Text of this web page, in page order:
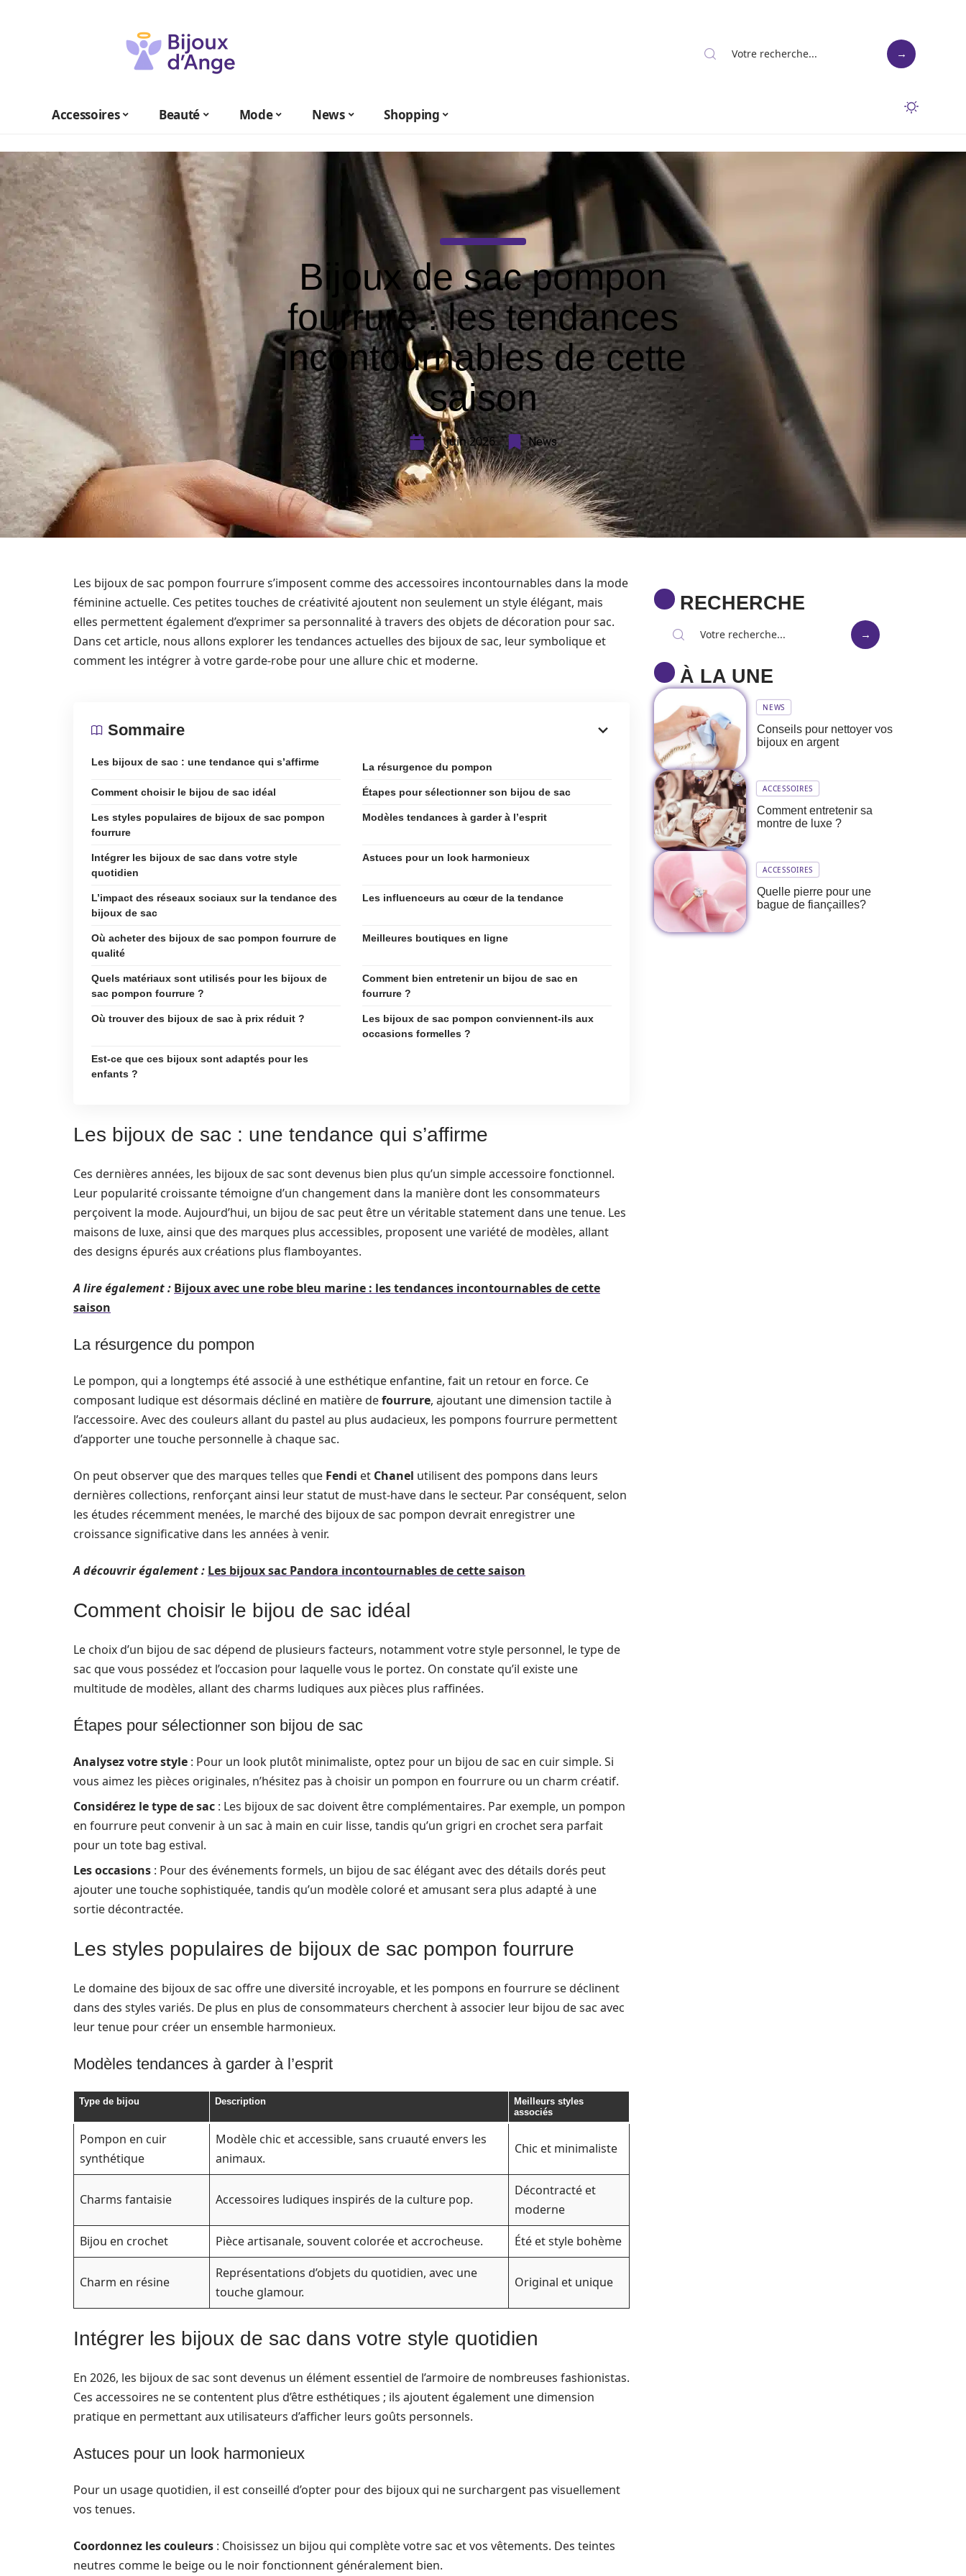
Accessoires Beauté Mode News Shopping
Bijoux de sac pompon
fourrure : les tendances
incontournables de cette
saison
11 juin 2026 News
Les bijoux de sac pompon fourrure s’imposent comme des accessoires incontournables dans la mode
féminine actuelle. Ces petites touches de créativité ajoutent non seulement un style élégant, mais
elles permettent également d’exprimer sa personnalité à travers des objets de décoration pour sac.
Dans cet article, nous allons explorer les tendances actuelles des bijoux de sac, leur symbolique et
comment les intégrer à votre garde-robe pour une allure chic et moderne.
Sommaire
Les bijoux de sac : une tendance qui s’affirme La résurgence du pompon
Comment choisir le bijou de sac idéal Étapes pour sélectionner son bijou de sac
Les styles populaires de bijoux de sac pompon
fourrure
Modèles tendances à garder à l’esprit
Intégrer les bijoux de sac dans votre style
quotidien
Astuces pour un look harmonieux
L’impact des réseaux sociaux sur la tendance des
bijoux de sac
Les influenceurs au cœur de la tendance
Où acheter des bijoux de sac pompon fourrure de
qualité
Meilleures boutiques en ligne
Quels matériaux sont utilisés pour les bijoux de
sac pompon fourrure ?
Comment bien entretenir un bijou de sac en
fourrure ?
Où trouver des bijoux de sac à prix réduit ?
Les bijoux de sac pompon conviennent-ils aux
occasions formelles ?
Est-ce que ces bijoux sont adaptés pour les
enfants ?
Les bijoux de sac : une tendance qui s’affirme
Ces dernières années, les bijoux de sac sont devenus bien plus qu’un simple accessoire fonctionnel.
Leur popularité croissante témoigne d’un changement dans la manière dont les consommateurs
perçoivent la mode. Aujourd’hui, un bijou de sac peut être un véritable statement dans une tenue. Les
maisons de luxe, ainsi que des marques plus accessibles, proposent une variété de modèles, allant
des designs épurés aux créations plus flamboyantes.
A lire également : Bijoux avec une robe bleu marine : les tendances incontournables de cette
saison
La résurgence du pompon
Le pompon, qui a longtemps été associé à une esthétique enfantine, fait un retour en force. Ce
composant ludique est désormais décliné en matière defourrure, ajoutant une dimension tactile à
l’accessoire. Avec des couleurs allant du pastel au plus audacieux, les pompons fourrure permettent
d’apporter une touche personnelle à chaque sac.
On peut observer que des marques telles que Fendi et Chanel utilisent des pompons dans leurs
dernières collections, renforçant ainsi leur statut de must-have dans le secteur. Par conséquent, selon
les études récemment menées, le marché des bijoux de sac pompon devrait enregistrer une
croissance significative dans les années à venir.
A découvrir également : Les bijoux sac Pandora incontournables de cette saison
Comment choisir le bijou de sac idéal
Le choix d’un bijou de sac dépend de plusieurs facteurs, notamment votre style personnel, le type de
sac que vous possédez et l’occasion pour laquelle vous le portez. On constate qu’il existe une
multitude de modèles, allant des charms ludiques aux pièces plus raffinées.
Étapes pour sélectionner son bijou de sac
Analysez votre style : Pour un look plutôt minimaliste, optez pour un bijou de sac en cuir simple. Si
vous aimez les pièces originales, n’hésitez pas à choisir un pompon en fourrure ou un charm créatif.
Considérez le type de sac : Les bijoux de sac doivent être complémentaires. Par exemple, un pompon
en fourrure peut convenir à un sac à main en cuir lisse, tandis qu’un grigri en crochet sera parfait
pour un tote bag estival.
Les occasions : Pour des événements formels, un bijou de sac élégant avec des détails dorés peut
ajouter une touche sophistiquée, tandis qu’un modèle coloré et amusant sera plus adapté à une
sortie décontractée.
Les styles populaires de bijoux de sac pompon fourrure
Le domaine des bijoux de sac offre une diversité incroyable, et les pompons en fourrure se déclinent
dans des styles variés. De plus en plus de consommateurs cherchent à associer leur bijou de sac avec
leur tenue pour créer un ensemble harmonieux.
Modèles tendances à garder à l’esprit
Type de bijou Description
Meilleurs styles
associés
Pompon en cuir
synthétique
Modèle chic et accessible, sans cruauté envers les
animaux.
Chic et minimaliste
Charms fantaisie Accessoires ludiques inspirés de la culture pop.
Décontracté et
moderne
Bijou en crochet
Pièce artisanale, souvent colorée et accrocheuse. Été et style bohème
Charm en résine
Représentations d’objets du quotidien, avec une
touche glamour.
Original et unique
Intégrer les bijoux de sac dans votre style quotidien
En 2026, les bijoux de sac sont devenus un élément essentiel de l’armoire de nombreuses fashionistas.
Ces accessoires ne se contentent plus d’être esthétiques ; ils ajoutent également une dimension
pratique en permettant aux utilisateurs d’afficher leurs goûts personnels.
Astuces pour un look harmonieux
Pour un usage quotidien, il est conseillé d’opter pour des bijoux qui ne surchargent pas visuellement
vos tenues.
Coordonnez les couleurs : Choisissez un bijou qui complète votre sac et vos vêtements. Des teintes
neutres comme le beige ou le noir fonctionnent généralement bien.
RECHERCHE
À LA UNE
NEWS
Conseils pour nettoyer vos
bijoux en argent
ACCESSOIRES
Comment entretenir sa
montre de luxe ?
ACCESSOIRES
Quelle pierre pour une
bague de fiançailles?